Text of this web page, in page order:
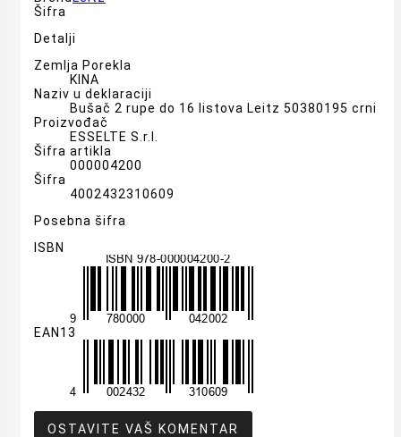
Šifra
Detalji
Zemlja Porekla
KINA
Naziv u deklaraciji
Bušač 2 rupe do 16 listova Leitz 50380195 crni
Proizvođač
ESSELTE S.r.l.
Šifra artikla
000004200
Šifra
4002432310609
Posebna šifra
ISBN
EAN13
OSTAVITE VAŠ KOMENTAR